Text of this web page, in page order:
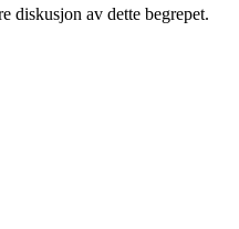
diskusjon av dette begrepet.